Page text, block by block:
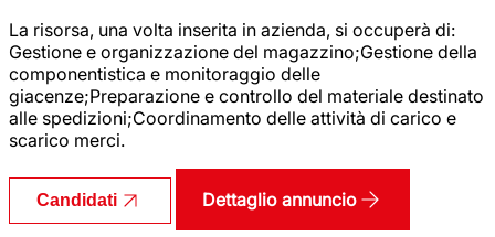
La risorsa, una volta inserita in azienda, si occuperà di:
Gestione e organizzazione del magazzino;Gestione della
componentistica e monitoraggio delle
giacenze;Preparazione e controllo del materiale destinato
alle spedizioni;Coordinamento delle attività di carico e
scarico merci.
Candidati Dettaglio annuncio